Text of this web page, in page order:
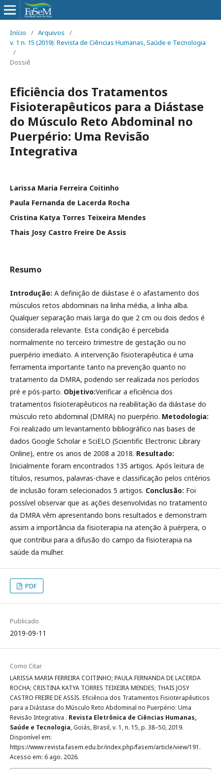
Início / Arquivos
/
v. 1 n. 15 (2019): Revista de Ciências Humanas, Saúde e Tecnologia
/
Dossiê
Eficiência dos Tratamentos
Fisioterapêuticos para a Diástase
do Músculo Reto Abdominal no
Puerpério: Uma Revisão
Integrativa
Larissa Maria Ferreira Coitinho
Paula Fernanda de Lacerda Rocha
Cristina Katya Torres Teixeira Mendes
Thais Josy Castro Freire De Assis
Resumo
Introdução: A definição de diástase é o afastamento dos
músculos retos abdominais na linha média, a linha alba.
Qualquer separação mais larga do que 2 cm ou dois dedos é
considerada relevante. Esta condição é percebida
normalmente no terceiro trimestre de gestação ou no
puerpério imediato. A intervenção fisioterapêutica é uma
ferramenta importante tanto na prevenção quanto no
tratamento da DMRA, podendo ser realizada nos períodos
pré e pós-parto. Objetivo:Verificar a eficiência dos
tratamentos fisioterapêuticos na reabilitação da diástase do
músculo reto abdominal (DMRA) no puerpério. Metodologia:
Foi realizado um levantamento bibliográfico nas bases de
dados Google Scholar e SciELO (Scientific Electronic Library
Online), entre os anos de 2008 a 2018. Resultado:
Inicialmente foram encontrados 135 artigos. Após leitura de
títulos, resumos, palavras-chave e classificação pelos critérios
de inclusão foram selecionados 5 artigos. Conclusão: Foi
possível observar que as ações desenvolvidas no tratamento
da DMRA vêm apresentando bons resultados e demonstram
assim a importância da fisioterapia na atenção à puérpera, o
que contribui para a difusão do campo da fisioterapia na
saúde da mulher.
PDF
Publicado
2019-09-11
Como Citar
LARISSA MARIA FERREIRA COITINHO; PAULA FERNANDA DE LACERDA
ROCHA; CRISTINA KATYA TORRES TEIXEIRA MENDES; THAIS JOSY
CASTRO FREIRE DE ASSIS. Eficiência dos Tratamentos Fisioterapêuticos
para a Diástase do Músculo Reto Abdominal no Puerpério: Uma
Revisão Integrativa . Revista Eletrônica de Ciências Humanas,
Saúde e Tecnologia, Goiás, Brasil, v. 1, n. 15, p. 38–50, 2019.
Disponível em:
https://www.revista.fasem.edu.br/index.php/fasem/article/view/191.
Acesso em: 6 ago. 2026.